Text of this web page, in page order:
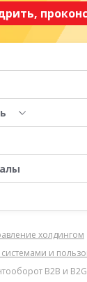
холдингом
и
B2B и B2G